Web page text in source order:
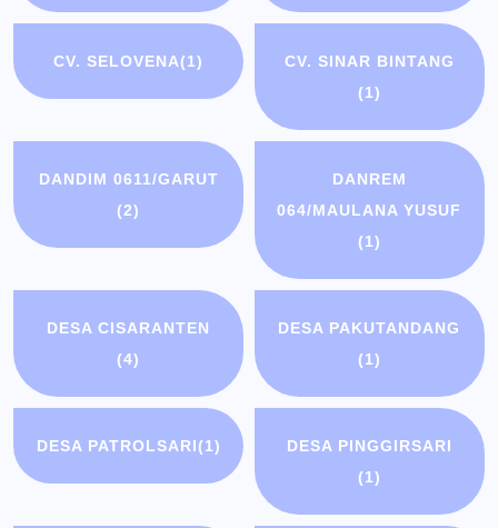
CV. SELOVENA(1)
CV. SINAR BINTANG
(1)
DANDIM 0611/GARUT
(2)
DANREM
064/MAULANA YUSUF
(1)
DESA CISARANTEN
(4)
DESA PAKUTANDANG
(1)
DESA PATROLSARI(1)
DESA PINGGIRSARI
(1)